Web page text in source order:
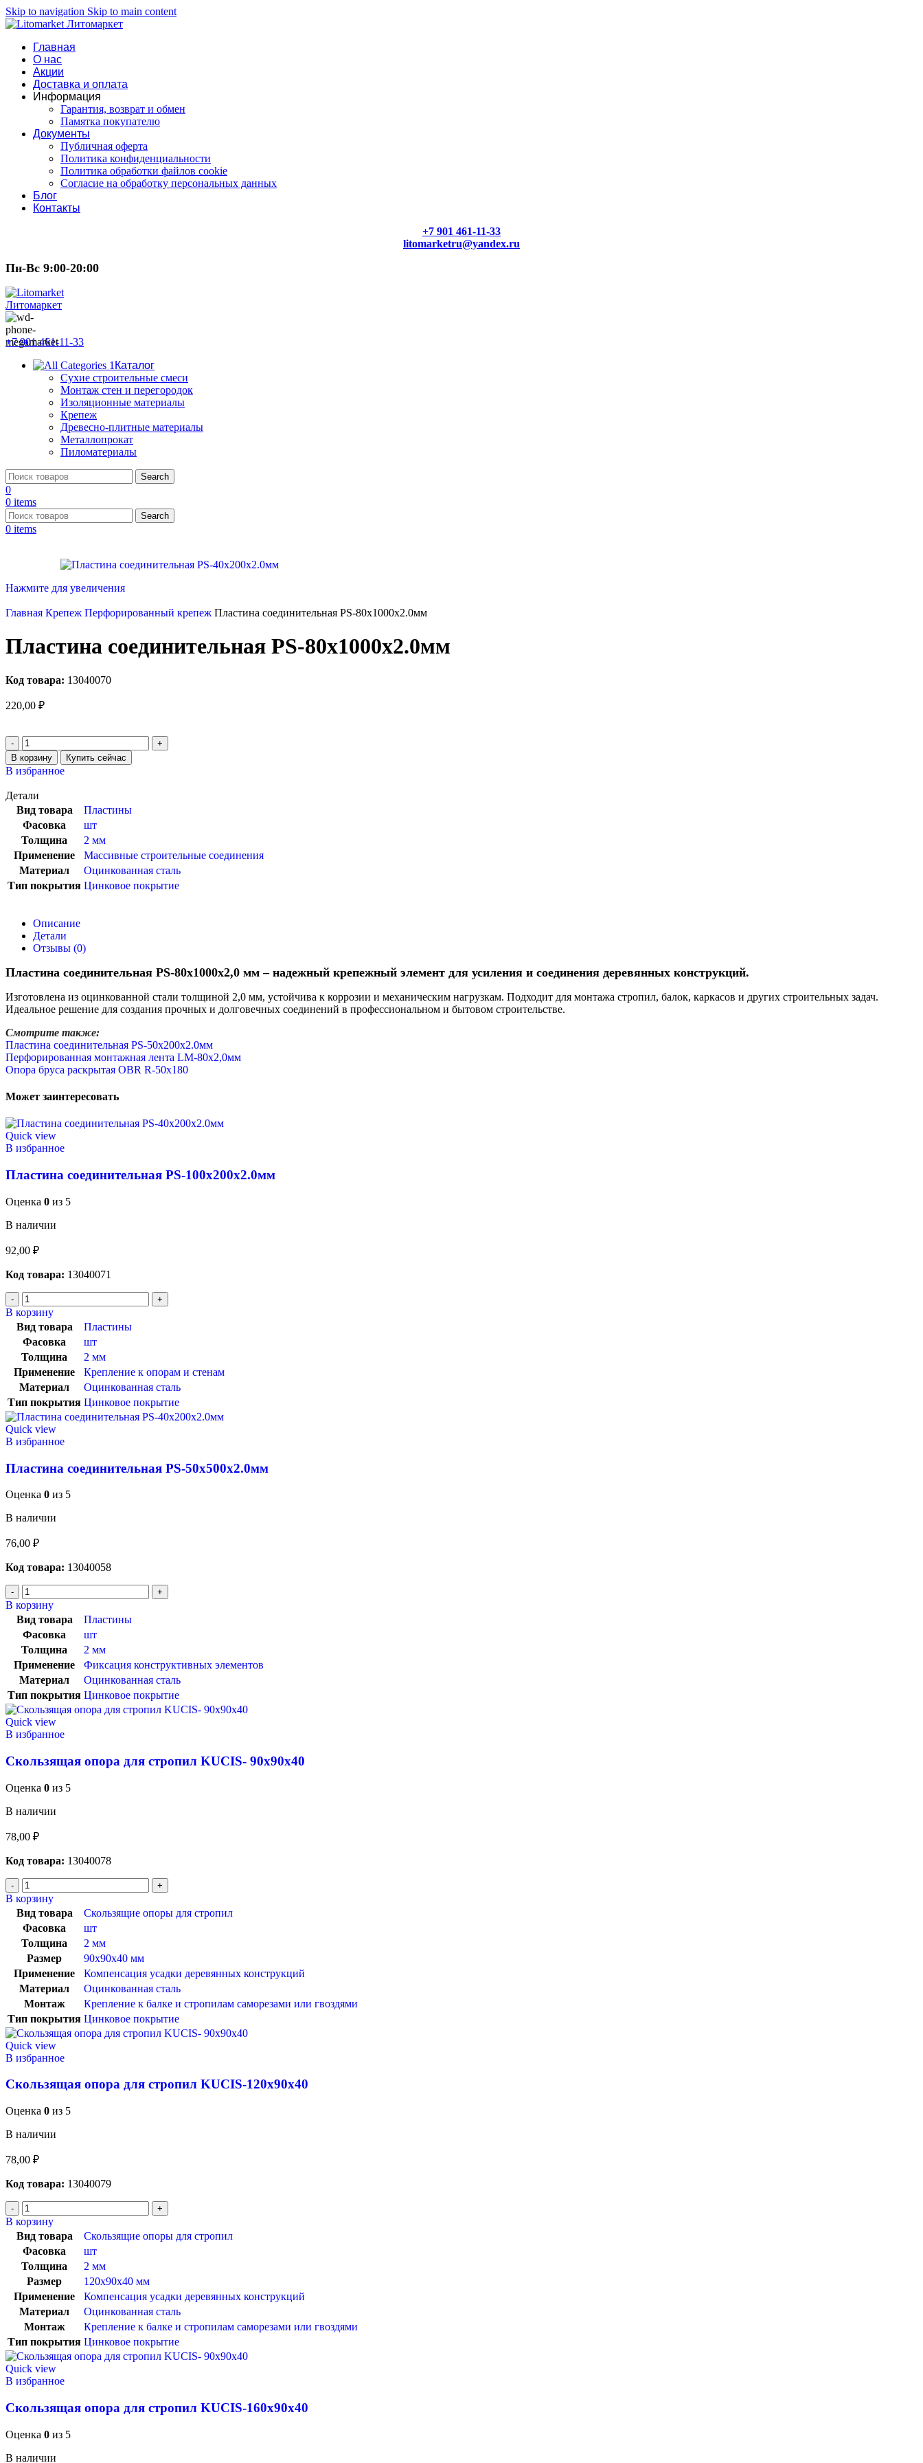
Skip to navigation Skip to main content
Главная
О нас
Акции
Доставка и оплата
Информация
Гарантия, возврат и обмен
Памятка покупателю
Документы
Публичная оферта
Политика конфиденциальности
Политика обработки файлов cookie
Согласие на обработку персональных данных
Блог
Контакты
+7 901 461-11-33
litomarketru@yandex.ru
Пн-Вс 9:00-20:00
+7 901 461-11-33
Каталог
Сухие строительные смеси
Монтаж стен и перегородок
Изоляционные материалы
Крепеж
Древесно-плитные материалы
Металлопрокат
Пиломатериалы
Search
0
0 items
Search
0 items
Нажмите для увеличения
Главная Крепеж Перфорированный крепеж Пластина соединительная PS-80х1000х2.0мм
Пластина соединительная PS-80х1000х2.0мм
Код товара: 13040070
220,00 ₽
В корзину Купить сейчас
В избранное
Детали
Вид товара
Пластины
Фасовка
шт
Толщина
2 мм
Применение
Массивные строительные соединения
Материал
Оцинкованная сталь
Тип покрытия Цинковое покрытие
Описание
Детали
Отзывы (0)
Пластина соединительная PS-80х1000х2,0 мм – надежный крепежный элемент для усиления и соединения деревянных конструкций.
Изготовлена из оцинкованной стали толщиной 2,0 мм, устойчива к коррозии и механическим нагрузкам. Подходит для монтажа стропил, балок, каркасов и других строительных задач.
Идеальное решение для создания прочных и долговечных соединений в профессиональном и бытовом строительстве.
Смотрите также:
Пластина соединительная PS-50х200х2.0мм
Перфорированная монтажная лента LM-80х2,0мм
Опора бруса раскрытая OBR R-50х180
Может заинтересовать
Quick view
В избранное
Пластина соединительная PS-100х200х2.0мм
Оценка 0 из 5
В наличии
92,00 ₽
Код товара: 13040071
В корзину
Вид товара
Пластины
Фасовка
шт
Толщина
2 мм
Применение
Крепление к опорам и стенам
Материал
Оцинкованная сталь
Тип покрытия Цинковое покрытие
Quick view
В избранное
Пластина соединительная PS-50х500х2.0мм
Оценка 0 из 5
В наличии
76,00 ₽
Код товара: 13040058
В корзину
Вид товара
Пластины
Фасовка
шт
Толщина
2 мм
Применение
Фиксация конструктивных элементов
Материал
Оцинкованная сталь
Тип покрытия Цинковое покрытие
Quick view
В избранное
Скользящая опора для стропил KUCIS- 90х90х40
Оценка 0 из 5
В наличии
78,00 ₽
Код товара: 13040078
В корзину
Вид товара
Скользящие опоры для стропил
Фасовка
шт
Толщина
2 мм
Размер
90х90х40 мм
Применение
Компенсация усадки деревянных конструкций
Материал
Оцинкованная сталь
Монтаж
Крепление к балке и стропилам саморезами или гвоздями
Тип покрытия Цинковое покрытие
Quick view
В избранное
Скользящая опора для стропил KUCIS-120х90х40
Оценка 0 из 5
В наличии
78,00 ₽
Код товара: 13040079
В корзину
Вид товара
Скользящие опоры для стропил
Фасовка
шт
Толщина
2 мм
Размер
120х90х40 мм
Применение
Компенсация усадки деревянных конструкций
Материал
Оцинкованная сталь
Монтаж
Крепление к балке и стропилам саморезами или гвоздями
Тип покрытия Цинковое покрытие
Quick view
В избранное
Скользящая опора для стропил KUCIS-160х90х40
Оценка 0 из 5
В наличии